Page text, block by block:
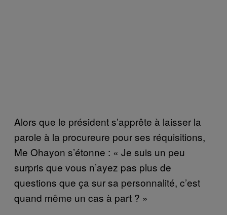
Alors que le président s’apprête à laisser la
parole à la procureure pour ses réquisitions,
Me Ohayon s’étonne : « Je suis un peu
surpris que vous n’ayez pas plus de
questions que ça sur sa personnalité, c’est
quand même un cas à part ? »